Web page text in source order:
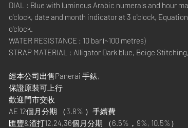
DIAL : Blue with luminous Arabic numerals and hour
o'clock, date and month indicator at 3 o'clock,
o'clock.
WATER RESISTANCE : 10 bar (~100 metres)
STRAP MATERIAL : Alligator Dark blue, Beige
經本公司出售Panerai 手錶,
保證原裝可上行
歡迎門市交收
AE 12個月分期 （3.8% ）手續費
匯豐&渣打12,24,36個月分期 （6.5%，9%, 10.5%）